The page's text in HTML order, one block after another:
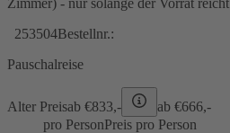
253504Bestellnr.:
Pauschalreise
Alter Preisab €833,- ab €666,-
pro PersonPreis pro Person